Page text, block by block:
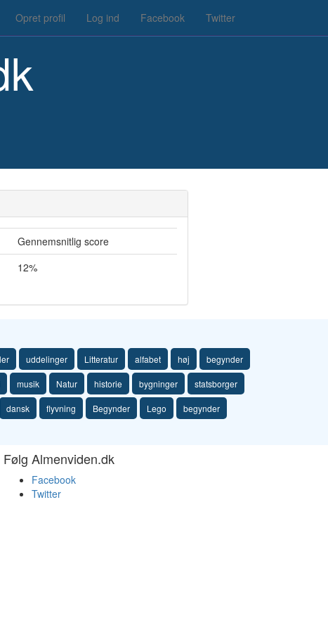
Opret profil Log ind Facebook Twitter
Gennemsnitlig score
12%
uddelinger Litteratur alfabet høj begynder
musik Natur historie bygninger statsborger
dansk flyvning Begynder Lego begynder
Følg Almenviden.dk
Facebook
Twitter